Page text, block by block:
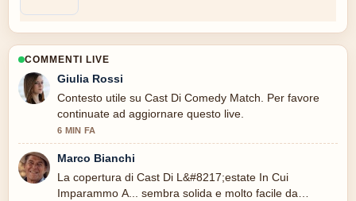
COMMENTI LIVE
Giulia Rossi
Contesto utile su Cast Di Comedy Match. Per favore
continuate ad aggiornare questo live.
6 MIN FA
Marco Bianchi
La copertura di Cast Di L&#8217;estate In Cui
Imparammo A... sembra solida e molto facile da